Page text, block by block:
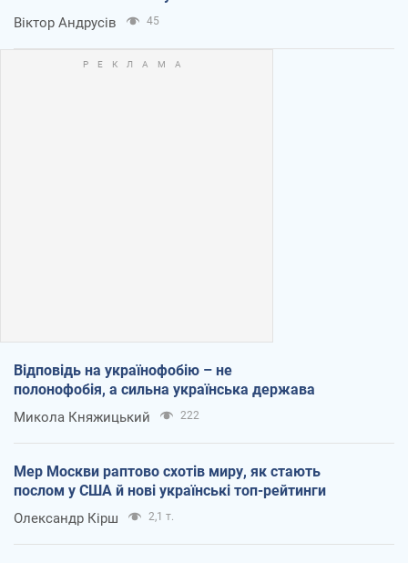
Віктор Андрусів 45
Відповідь на українофобію – не
полонофобія, а сильна українська держава
Микола Княжицький 222
Мер Москви раптово схотів миру, як стають
послом у США й нові українські топ-рейтинги
Олександр Кірш 2,1 т.